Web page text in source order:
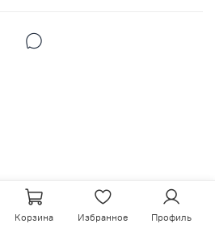
Корзина Избранное Профиль